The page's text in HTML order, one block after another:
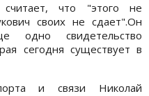
что "этого не
своих не сдает".Он
одно свидетельство
сегодня существует в
и связи Николай